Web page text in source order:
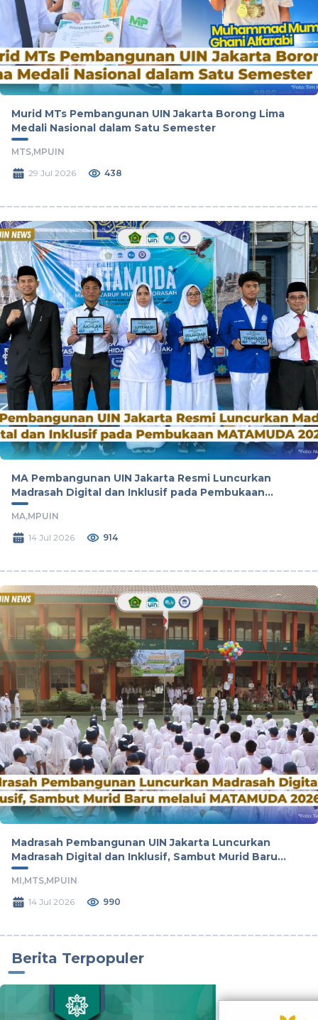
Murid MTs Pembangunan UIN Jakarta Borong Lima
Medali Nasional dalam Satu Semester
MTS,MPUIN
29 Jul 2026
438
MA Pembangunan UIN Jakarta Resmi Luncurkan
Madrasah Digital dan Inklusif pada Pembukaan
MATAMUDA 2026
MA,MPUIN
14 Jul 2026
914
Madrasah Pembangunan UIN Jakarta Luncurkan
Madrasah Digital dan Inklusif, Sambut Murid Baru
melalui MATAMUDA 2026
MI,MTS,MPUIN
14 Jul 2026
990
Berita Terpopuler